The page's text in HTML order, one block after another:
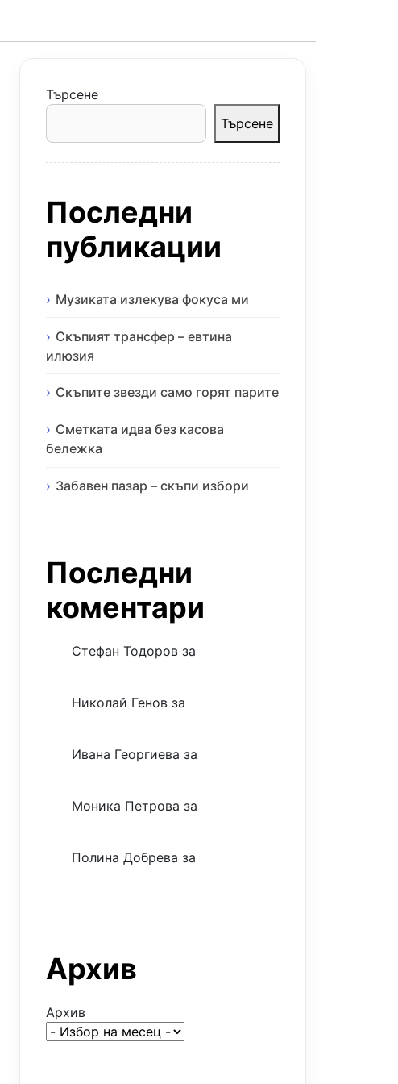
Търсене
Търсене
Последни
публикации
Музиката излекува фокуса ми
Скъпият трансфер – евтина
илюзия
Скъпите звезди само горят парите
Сметката идва без касова
бележка
Забавен пазар – скъпи избори
Последни
коментари
Стефан Тодоров за
Николай Генов за
Ивана Георгиева за
Моника Петрова за
Полина Добрева за
Архив
Архив